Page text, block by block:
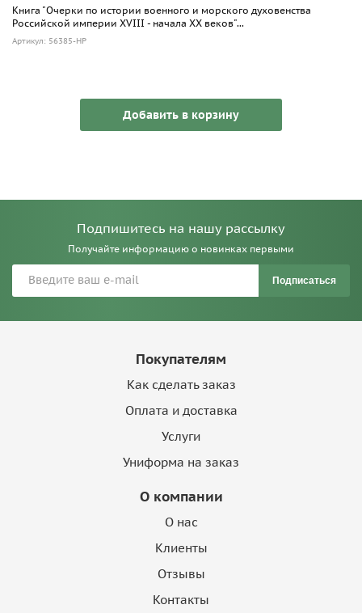
Книга "Очерки по истории военного и морского духовенства
Российской империи XVIII - начала XX веков"...
Артикул: 56385-HP
Добавить в корзину
Подпишитесь на нашу рассылку
Получайте информацию о новинках первыми
Подписаться
Покупателям
Как сделать заказ
Оплата и доставка
Услуги
Униформа на заказ
О компании
О нас
Клиенты
Отзывы
Контакты